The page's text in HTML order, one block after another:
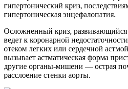
гипертонический криз,
гипертоническая энцефалопатия.
Осложненный криз, развивающийся
ведет к коронарной
отеком легких или сердечной
вызывает астматическая форма
другие органы-мишени — острая
расслоение стенки аорты.